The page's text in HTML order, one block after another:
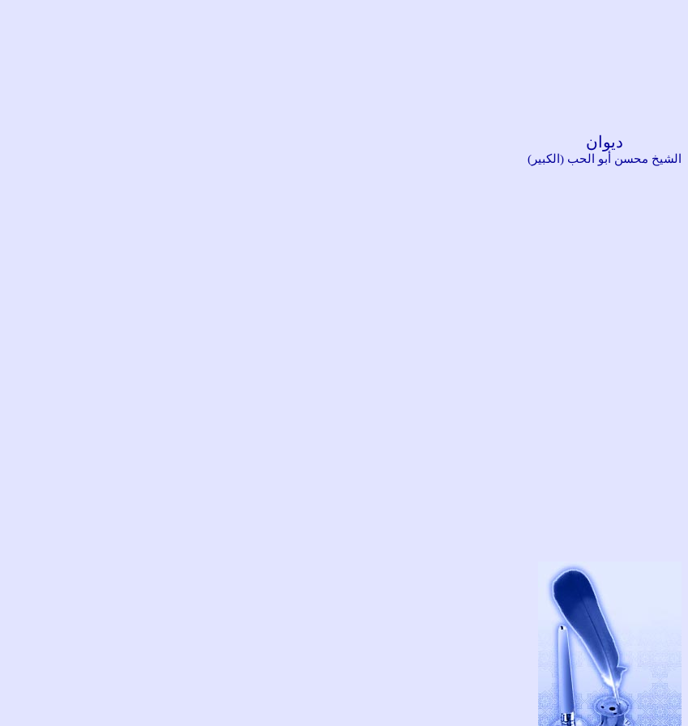
ديوان
الشيخ محسن أبو الحب (الكبير)